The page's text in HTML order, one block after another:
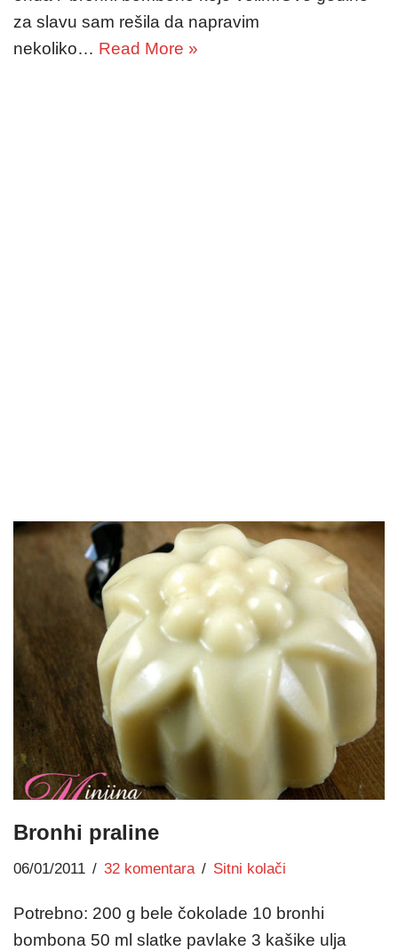
za slavu sam rešila da napravim
nekoliko… Read More »
Bronhi praline
06/01/2011 32 komentara Sitni kolači
Potrebno: 200 g bele čokolade 10 bronhi
bombona 50 ml slatke pavlake 3 kašike ulja